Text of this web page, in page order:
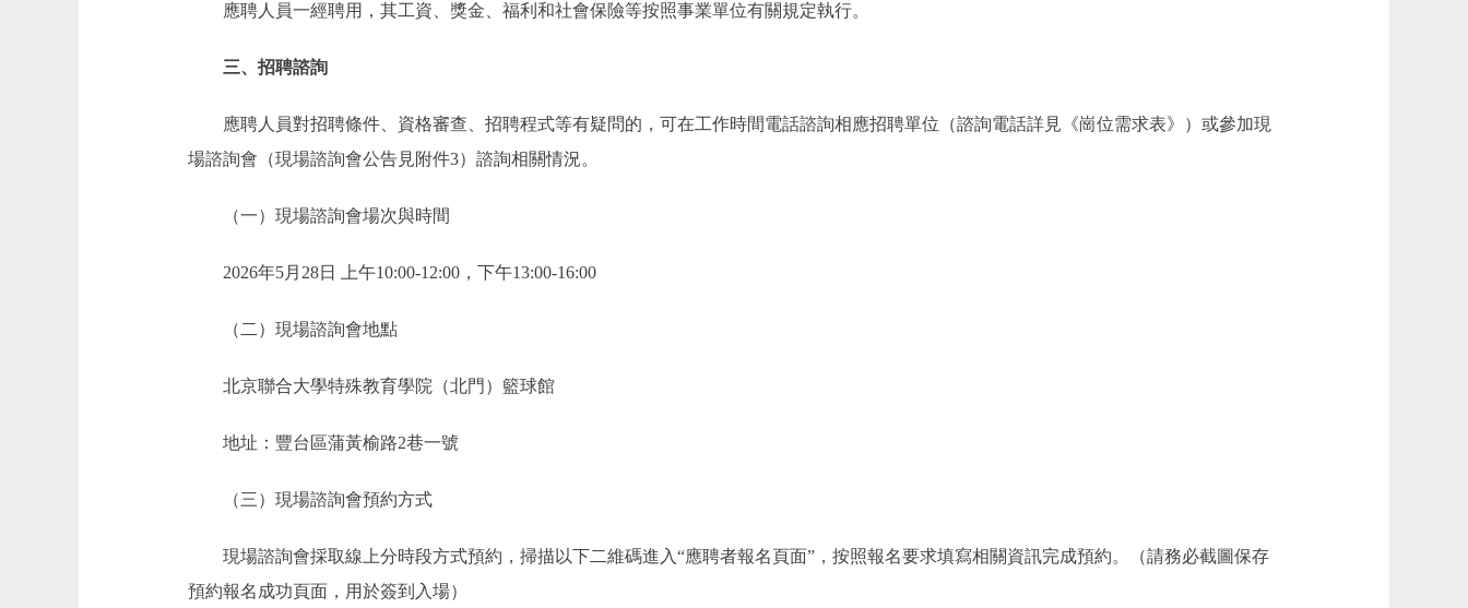
應聘人員一經聘用，其工資、獎金、福利和社會保險等按照事業單位有關規定執行。
三、招聘諮詢
應聘人員對招聘條件、資格審查、招聘程式等有疑問的，可在工作時間電話諮詢相應招聘單位（諮詢電話詳見《崗位需求表》）或參加現
場諮詢會（現場諮詢會公告見附件3）諮詢相關情況。
（一）現場諮詢會場次與時間
2026年5月28日 上午10:00-12:00，下午13:00-16:00
（二）現場諮詢會地點
北京聯合大學特殊教育學院（北門）籃球館
地址：豐台區蒲黃榆路2巷一號
（三）現場諮詢會預約方式
現場諮詢會採取線上分時段方式預約，掃描以下二維碼進入“應聘者報名頁面”，按照報名要求填寫相關資訊完成預約。（請務必截圖保存
預約報名成功頁面，用於簽到入場）